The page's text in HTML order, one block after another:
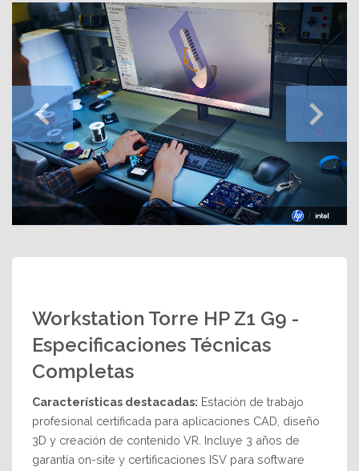
Workstation Torre HP Z1 G9 -
Especificaciones Técnicas
Completas
Características destacadas: Estación de trabajo
profesional certificada para aplicaciones CAD, diseño
3D y creación de contenido VR. Incluye 3 años de
garantía on-site y certificaciones ISV para software